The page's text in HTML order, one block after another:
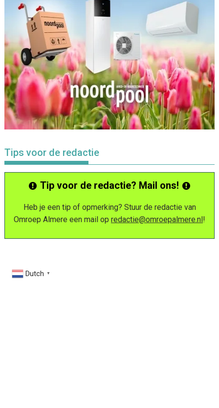
Tips voor de redactie
Tip voor de redactie? Mail ons!
Heb je een tip of opmerking? Stuur de redactie van
Omroep Almere een mail op redactie@omroepalmere.nl!
Dutch ▼